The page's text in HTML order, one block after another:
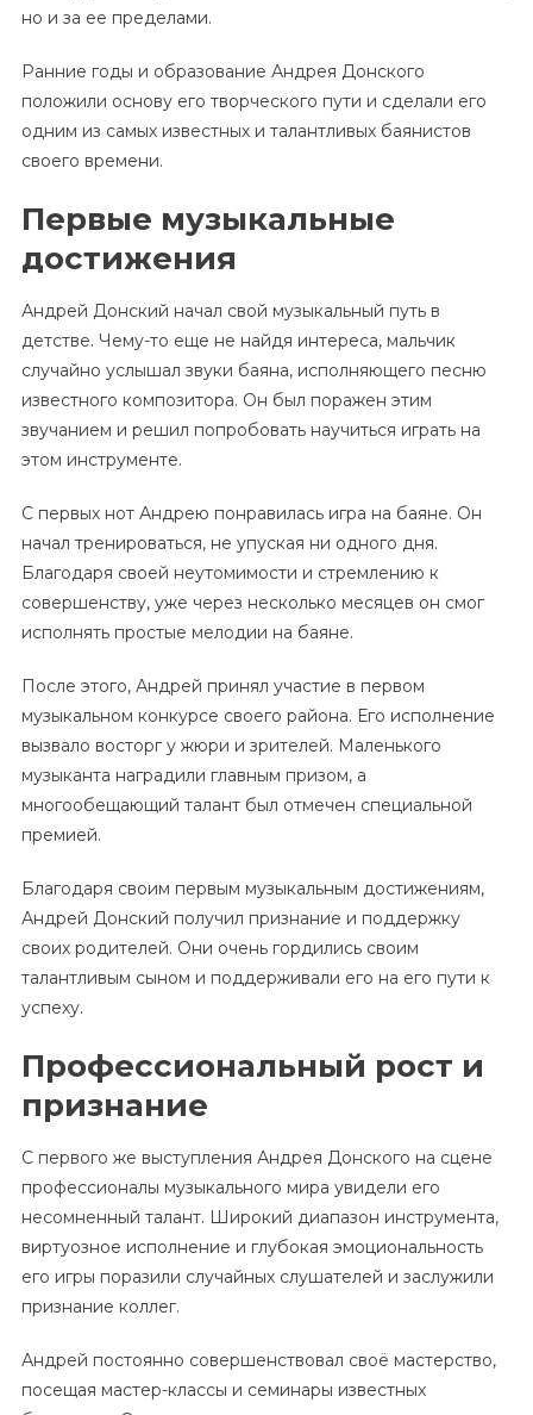
но и за ее пределами.
Ранние годы и образование Андрея Донского
положили основу его творческого пути и сделали его
одним из самых известных и талантливых баянистов
своего времени.
Первые музыкальные
достижения
Андрей Донский начал свой музыкальный путь в
детстве. Чему-то еще не найдя интереса, мальчик
случайно услышал звуки баяна, исполняющего песню
известного композитора. Он был поражен этим
звучанием и решил попробовать научиться играть на
этом инструменте.
С первых нот Андрею понравилась игра на баяне. Он
начал тренироваться, не упуская ни одного дня.
Благодаря своей неутомимости и стремлению к
совершенству, уже через несколько месяцев он смог
исполнять простые мелодии на баяне.
После этого, Андрей принял участие в первом
музыкальном конкурсе своего района. Его исполнение
вызвало восторг у жюри и зрителей. Маленького
музыканта наградили главным призом, а
многообещающий талант был отмечен специальной
премией.
Благодаря своим первым музыкальным достижениям,
Андрей Донский получил признание и поддержку
своих родителей. Они очень гордились своим
талантливым сыном и поддерживали его на его пути к
успеху.
Профессиональный рост и
признание
С первого же выступления Андрея Донского на сцене
профессионалы музыкального мира увидели его
несомненный талант. Широкий диапазон инструмента,
виртуозное исполнение и глубокая эмоциональность
его игры поразили случайных слушателей и заслужили
признание коллег.
Андрей постоянно совершенствовал своё мастерство,
посещая мастер-классы и семинары известных